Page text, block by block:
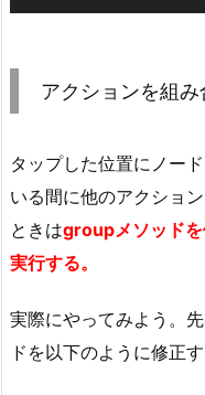
アクションを組
タップした位置にノー
いる間に他のアクショ
ときはgroupメソッドを
実行する。
実際にやってみよう。
ドを以下のように修正す